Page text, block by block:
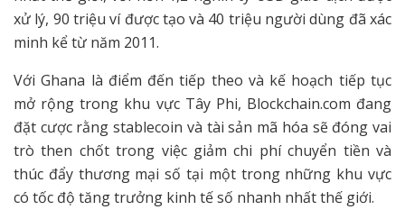
xử lý, 90 triệu ví được tạo và 40 triệu người dùng đã xác
minh kể từ năm 2011.
Với Ghana là điểm đến tiếp theo và kế hoạch tiếp tục
mở rộng trong khu vực Tây Phi, Blockchain.com đang
đặt cược rằng stablecoin và tài sản mã hóa sẽ đóng vai
trò then chốt trong việc giảm chi phí chuyển tiền và
thúc đẩy thương mại số tại một trong những khu vực
có tốc độ tăng trưởng kinh tế số nhanh nhất thế giới.